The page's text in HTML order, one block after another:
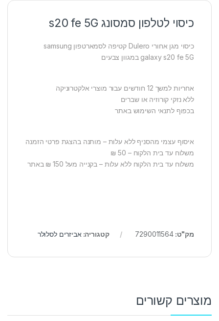
כיסוי לטלפון סמסונג s20 fe 5G
כיסוי מגן אחורי Dulero קטיפה לסמארטפון samsung
galaxy s20 fe 5G במגוון צבעים
אחריות למשך 12 חודשים עבור מוצרי אלקטרוניקה
ללא נזקי קורוזיה או שברים
בכפוף לתנאי השימוש באתר
איסוף עצמי מהסניף ללא עלות – מותנה בהצגת פרטי הזמנה
משלוח עד בית הלקוח – 50 ₪
משלוח עד בית הלקוח ללא עלות – בקנייה מעל 150 ₪ באתר
מק"ט:7290011564 קטגוריה: אביזרים לסלולר
מוצרים קשורים